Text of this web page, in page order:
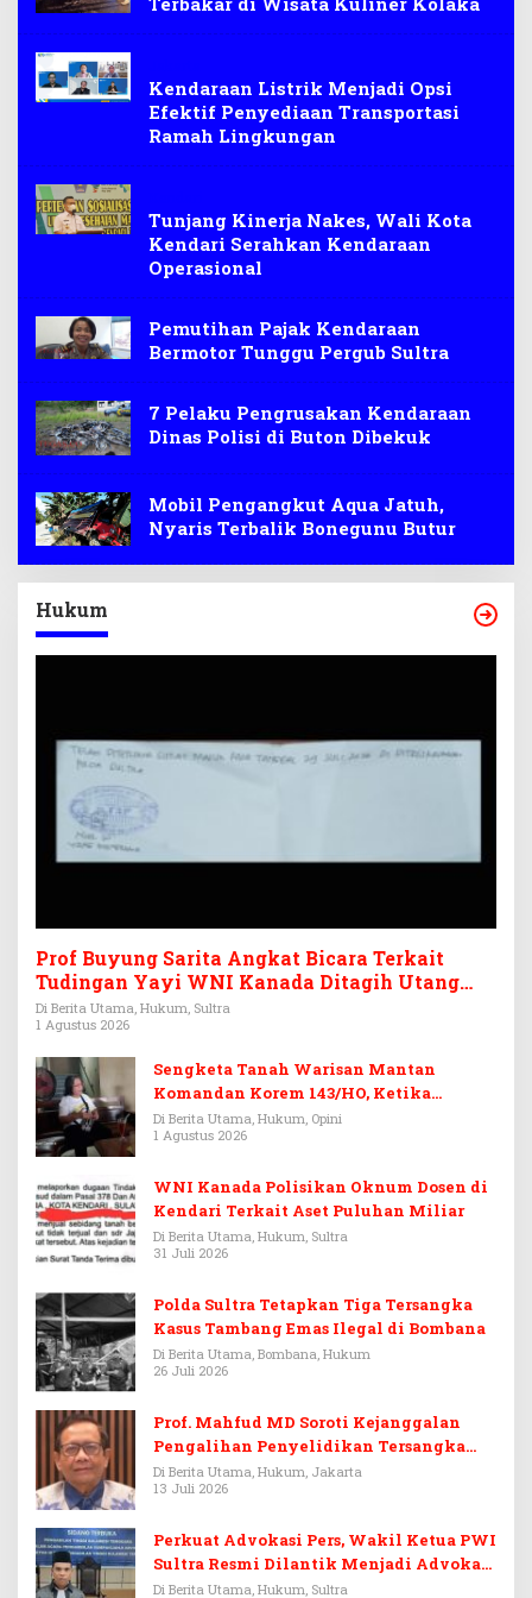
Kendaraan Listrik Menjadi Opsi
Efektif Penyediaan Transportasi
Ramah Lingkungan
Tunjang Kinerja Nakes, Wali Kota
Kendari Serahkan Kendaraan
Operasional
Pemutihan Pajak Kendaraan
Bermotor Tunggu Pergub Sultra
7 Pelaku Pengrusakan Kendaraan
Dinas Polisi di Buton Dibekuk
Mobil Pengangkut Aqua Jatuh,
Nyaris Terbalik Bonegunu Butur
Hukum
Prof Buyung Sarita Angkat Bicara Terkait
Tudingan Yayi WNI Kanada Ditagih Utang
Rp3,6 Miliar
Di Berita Utama, Hukum, Sultra
1 Agustus 2026
Sengketa Tanah Warisan Mantan
Komandan Korem 143/HO, Ketika
Warisan Menjadi Arena Pemerasan
Di Berita Utama, Hukum, Opini
1 Agustus 2026
WNI Kanada Polisikan Oknum Dosen di
Kendari Terkait Aset Puluhan Miliar
Di Berita Utama, Hukum, Sultra
31 Juli 2026
Polda Sultra Tetapkan Tiga Tersangka
Kasus Tambang Emas Ilegal di Bombana
Di Berita Utama, Bombana, Hukum
26 Juli 2026
Prof. Mahfud MD Soroti Kejanggalan
Pengalihan Penyelidikan Tersangka
Febrie Adriansyah
Di Berita Utama, Hukum, Jakarta
13 Juli 2026
Perkuat Advokasi Pers, Wakil Ketua PWI
Sultra Resmi Dilantik Menjadi Advokat
PERADI
Di Berita Utama, Hukum, Sultra